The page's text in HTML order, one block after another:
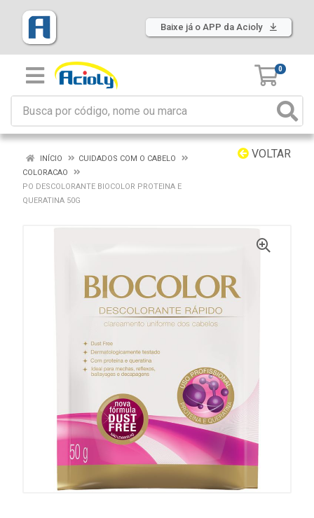
Baixe já o APP da Acioly
0
VOLTAR
INÍCIO
CUIDADOS COM O CABELO
COLORACAO
PO DESCOLORANTE BIOCOLOR PROTEINA E
QUERATINA 50G